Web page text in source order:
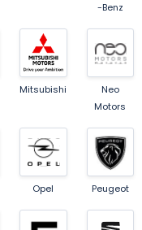
-Benz
Mitsubishi
Neo
Motors
Opel Peugeot